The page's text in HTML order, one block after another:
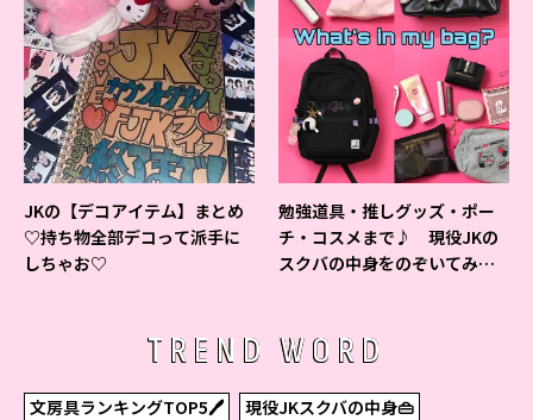
JKの【デコアイテム】まとめ
♡持ち物全部デコって派手に
しちゃお♡
勉強道具・推しグッズ・ポー
チ・コスメまで♪ 現役JKの
スクバの中身をのぞいてみ
TREND WORD
文房具ランキングTOP5🖊
現役JKスクバの中身👜